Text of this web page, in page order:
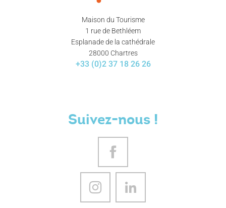
Maison du Tourisme
1 rue de Bethléem
Esplanade de la cathédrale
28000 Chartres
+33 (0)2 37 18 26 26
Suivez-nous !